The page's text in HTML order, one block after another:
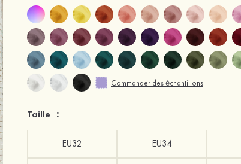
Commander des échantillons
Taille ：
EU32 EU34